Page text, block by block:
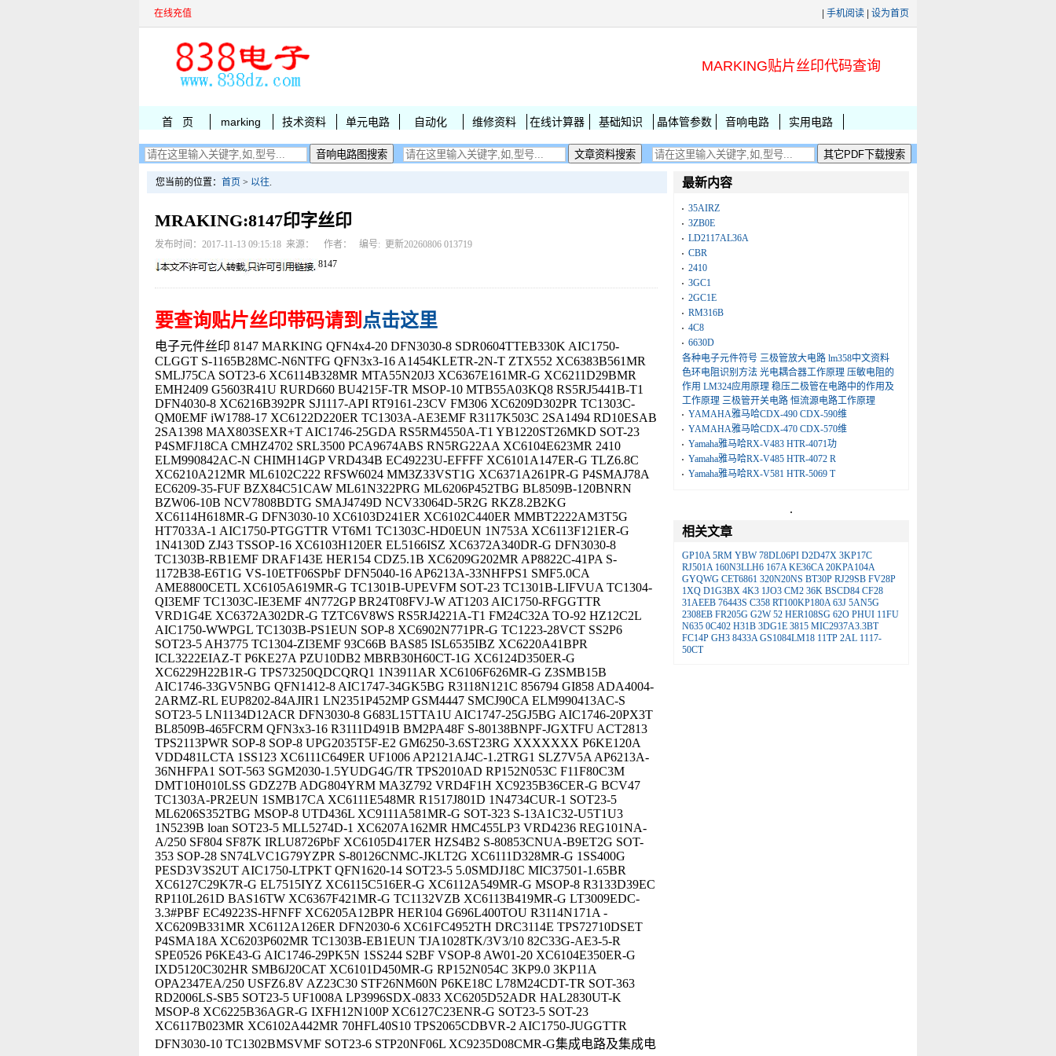
在线充值 手机阅读 设为首页
MARKING贴片丝印代码查询
首 页 marking 技术资料 单元电路 自动化 维修资料 在线计算器 基础知识 晶体管参数 音响电路 实用电路
您当前的位置： 首页 > 以往.
MRAKING:8147印字丝印
发布时间：2017-11-13 09:15:18 来源： 作者： 编号: 更新20260806 013719
8147
要查询贴片丝印带码请到 点击这里
电子元件丝印 8147 MARKING QFN4x4-20 DFN3030-8 SDR0604TTEB330K AIC1750-
CLGGT S-1165B28MC-N6NTFG QFN3x3-16 A1454KLETR-2N-T ZTX552 XC6383B561MR
SMLJ75CA SOT23-6 XC6114B328MR MTA55N20J3 XC6367E161MR-G XC6211D29BMR
EMH2409 G5603R41U RURD660 BU4215F-TR MSOP-10 MTB55A03KQ8 RS5RJ5441B-T1
DFN4030-8 XC6216B392PR SJ1117-API RT9161-23CV FM306 XC6209D302PR TC1303C-
QM0EMF iW1788-17 XC6122D220ER TC1303A-AE3EMF R3117K503C 2SA1494 RD10ESAB
2SA1398 MAX803SEXR+T AIC1746-25GDA RS5RM4550A-T1 YB1220ST26MKD SOT-23
P4SMFJ18CA CMHZ4702 SRL3500 PCA9674ABS RN5RG22AA XC6104E623MR 2410
ELM990842AC-N CHIMH14GP VRD434B EC49223U-EFFFF XC6101A147ER-G TLZ6.8C
XC6210A212MR ML6102C222 RFSW6024 MM3Z33VST1G XC6371A261PR-G P4SMAJ78A
EC6209-35-FUF BZX84C51CAW ML61N322PRG ML6206P452TBG BL8509B-120BNRN
BZW06-10B NCV7808BDTG SMAJ4749D NCV33064D-5R2G RKZ8.2B2KG
XC6114H618MR-G DFN3030-10 XC6103D241ER XC6102C440ER MMBT2222AM3T5G
HT7033A-1 AIC1750-PTGGTTR VT6M1 TC1303C-HD0EUN 1N753A XC6113F121ER-G
1N4130D ZJ43 TSSOP-16 XC6103H120ER EL5166ISZ XC6372A340DR-G DFN3030-8
TC1303B-RB1EMF DRAF143E HER154 CDZ5.1B XC6209G202MR AP8822C-41PA S-
1172B38-E6T1G VS-10ETF06SPbF DFN5040-16 AP6213A-33NHFPS1 SMF5.0CA
AME8800CETL XC6105A619MR-G TC1301B-UPEVFM SOT-23 TC1301B-LIFVUA TC1304-
QI3EMF TC1303C-IE3EMF 4N772GP BR24T08FVJ-W AT1203 AIC1750-RFGGTTR
VRD1G4E XC6372A302DR-G TZTC6V8WS RS5RJ4221A-T1 FM24C32A TO-92 HZ12C2L
AIC1750-WWPGL TC1303B-PS1EUN SOP-8 XC6902N771PR-G TC1223-28VCT SS2P6
SOT23-5 AH3775 TC1304-ZI3EMF 93C66B BAS85 ISL6535IBZ XC6220A41BPR
ICL3222EIAZ-T P6KE27A PZU10DB2 MBRB30H60CT-1G XC6124D350ER-G
XC6229H22B1R-G TPS73250QDCQRQ1 1N3911AR XC6106F626MR-G Z3SMB15B
AIC1746-33GV5NBG QFN1412-8 AIC1747-34GK5BG R3118N121C 856794 GI858 ADA4004-
2ARMZ-RL EUP8202-84AJIR1 LN2351P452MP GSM4447 SMCJ90CA ELM990413AC-S
SOT23-5 LN1134D12ACR DFN3030-8 G683L15TTA1U AIC1747-25GJ5BG AIC1746-20PX3T
BL8509B-465FCRM QFN3x3-16 R3111D491B BM2PA48F S-80138BNPF-JGXTFU ACT2813
TPS2113PWR SOP-8 SOP-8 UPG2035T5F-E2 GM6250-3.6ST23RG XXXXXXX P6KE120A
VDD481LCTA 1SS123 XC6111C649ER UF1006 AP2121AJ4C-1.2TRG1 SLZ7V5A AP6213A-
36NHFPA1 SOT-563 SGM2030-1.5YUDG4G/TR TPS2010AD RP152N053C F11F80C3M
DMT10H010LSS GDZ27B ADG804YRM MA3Z792 VRD4F1H XC9235B36CER-G BCV47
TC1303A-PR2EUN 1SMB17CA XC6111E548MR R1517J801D 1N4734CUR-1 SOT23-5
ML6206S352TBG MSOP-8 UTD436L XC9111A581MR-G SOT-323 S-13A1C32-U5T1U3
1N5239B loan SOT23-5 MLL5274D-1 XC6207A162MR HMC455LP3 VRD4236 REG101NA-
A/250 SF804 SF87K IRLU8726PbF XC6105D417ER HZS4B2 S-80853CNUA-B9ET2G SOT-
353 SOP-28 SN74LVC1G79YZPR S-80126CNMC-JKLT2G XC6111D328MR-G 1SS400G
PESD3V3S2UT AIC1750-LTPKT QFN1620-14 SOT23-5 5.0SMDJ18C MIC37501-1.65BR
XC6127C29K7R-G EL7515IYZ XC6115C516ER-G XC6112A549MR-G MSOP-8 R3133D39EC
RP110L261D BAS16TW XC6367F421MR-G TC1132VZB XC6113B419MR-G LT3009EDC-
3.3#PBF EC49223S-HFNFF XC6205A12BPR HER104 G696L400TOU R3114N171A -
XC6209B331MR XC6112A126ER DFN2030-6 XC61FC4952TH DRC3114E TPS72710DSET
P4SMA18A XC6203P602MR TC1303B-EB1EUN TJA1028TK/3V3/10 82C33G-AE3-5-R
SPE0526 P6KE43-G AIC1746-29PK5N 1SS244 S2BF VSOP-8 AW01-20 XC6104E350ER-G
IXD5120C302HR SMB6J20CAT XC6101D450MR-G RP152N054C 3KP9.0 3KP11A
OPA2347EA/250 USFZ6.8V AZ23C30 STF26NM60N P6KE18C L78M24CDT-TR SOT-363
RD2006LS-SB5 SOT23-5 UF1008A LP3996SDX-0833 XC6205D52ADR HAL2830UT-K
MSOP-8 XC6225B36AGR-G IXFH12N100P XC6127C23ENR-G SOT23-5 SOT-23
XC6117B023MR XC6102A442MR 70HFL40S10 TPS2065CDBVR-2 AIC1750-JUGGTTR
DFN3030-10 TC1302BMSVMF SOT23-6 STP20NF06L XC9235D08CMR-G集成电路及集成电
最新内容
35AIRZ
3ZB0E
LD2117AL36A
CBR
2410
3GC1
2GC1E
RM316B
4C8
6630D
各种电子元件符号 三极管放大电路 lm358中文资料
色环电阻识别方法 光电耦合器工作原理 压敏电阻的
作用 LM324应用原理 稳压二极管在电路中的作用及
工作原理 三极管开关电路 恒流源电路工作原理
YAMAHA雅马哈CDX-490 CDX-590维
YAMAHA雅马哈CDX-470 CDX-570维
Yamaha雅马哈RX-V483 HTR-4071功
Yamaha雅马哈RX-V485 HTR-4072 R
Yamaha雅马哈RX-V581 HTR-5069 T
.
相关文章
GP10A 5RM YBW 78DL06PI D2D47X 3KP17C
RJ501A 160N3LLH6 167A KE36CA 20KPA104A
GYQWG CET6861 320N20NS BT30P RJ29SB FV28P
1XQ D1G3BX 4K3 1JO3 CM2 36K BSCD84 CF28
31AEEB 76443S C358 RT100KP180A 63J 5AN5G
2308EB FR205G G2W 52 HER108SG 62O PHUI 11FU
N635 0C402 H31B 3DG1E 3815 MIC2937A3.3BT
FC14P GH3 8433A GS1084LM18 11TP 2AL 1117-
50CT